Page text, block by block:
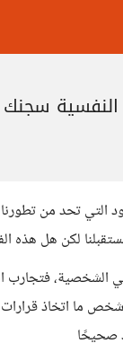
سجنك
التي تحد من
لكن هل هذه
الشخصية، فتجارب
ما اتخاذ
صحيحًا